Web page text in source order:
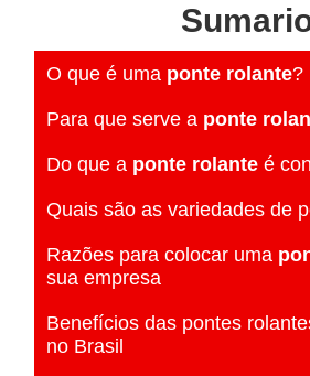
O que é uma ponte rolante?
Para que serve a ponte
Do que a ponte rolante é
Quais são as variedades de
Razões para colocar uma
sua empresa
Benefícios das pontes
no Brasil